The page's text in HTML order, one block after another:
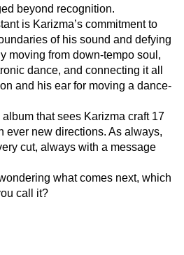
beyond recognition.
is Karizma’s commitment to
of his sound and defying
moving from down-tempo soul,
dance, and connecting it all
and his ear for moving a dance-
album that sees Karizma craft 17
ever new directions. As always,
cut, always with a message
what comes next, which
call it?